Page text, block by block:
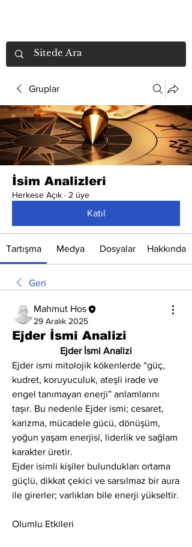
Gruplar
İsim Analizleri
Herkese Açık · 2 üye
Katıl
Tartışma Medya Dosyalar Hakkında
Geri
Mahmut Hos
29 Aralık 2025
Ejder İsmi Analizi
Ejder İsmi Analizi
Ejder ismi mitolojik kökenlerde “güç,
kudret, koruyuculuk, ateşli irade ve
engel tanımayan enerji” anlamlarını
taşır. Bu nedenle Ejder ismi; cesaret,
karizma, mücadele gücü, dönüşüm,
yoğun yaşam enerjisi, liderlik ve sağlam
karakter üretir.
Ejder isimli kişiler bulundukları ortama
güçlü, dikkat çekici ve sarsılmaz bir aura
ile girerler; varlıkları bile enerji yükseltir.
Olumlu Etkileri